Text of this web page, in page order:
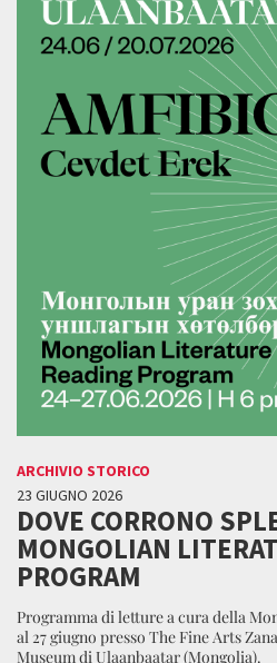
ARCHIVIO STORICO
23 GIUGNO 2026
DOVE CORRONO
MONGOLIAN
PROGRAM
Programma di letture a cura della
al 27 giugno presso The Fine Arts
Museum di Ulaanbaatar (Mongolia).